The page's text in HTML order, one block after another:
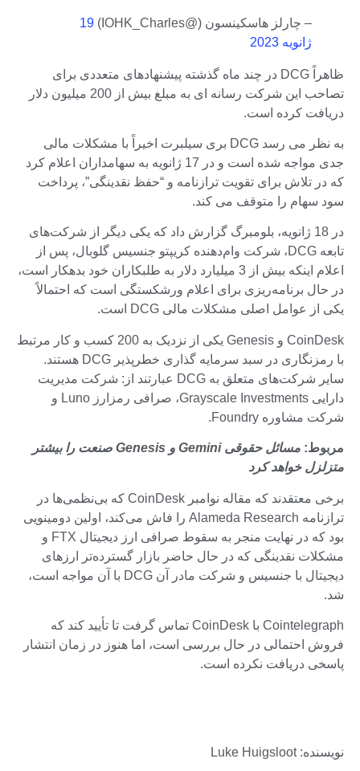
– چارلز هاسکینسون (@IOHK_Charles)
19
ژانویه 2023
ظاهراً DCG در چند ماه گذشته پیشنهادهای متعددی برای
تصاحب این شرکت رسانه ای به مبلغ بیش از 200 میلیون دلار
دریافت کرده است.
به نظر می رسد DCG بری سیلبرت اخیراً با مشکلات مالی
جدی مواجه شده است و در 17 ژانویه به سهامداران اعلام کرد
که در تلاش برای تقویت ترازنامه و “حفظ نقدینگی”، پرداخت
سود سهام را متوقف می کند.
در 18 ژانویه، بلومبرگ گزارش داد که یکی دیگر از شرکت‌های
تابعه DCG، شرکت وام‌دهنده کریپتو جنسیس گلوبال، پس از
اعلام اینکه بیش از 3 میلیارد دلار به طلبکاران خود بدهکار است،
در حال برنامه‌ریزی برای اعلام ورشکستگی است که احتمالاً
یکی از عوامل اصلی مشکلات مالی DCG است.
CoinDesk و Genesis یکی از نزدیک به 200 کسب و کار مرتبط
با رمزنگاری در سبد سرمایه گذاری خطرپذیر DCG هستند.
سایر شرکت‌های متعلق به DCG عبارتند از: شرکت مدیریت
دارایی Grayscale Investments، صرافی رمزارز Luno و
شرکت مشاوره Foundry.
مربوط:
مسائل حقوقی Gemini و Genesis صنعت را بیشتر
متزلزل خواهد کرد
برخی معتقدند که مقاله نوامبر CoinDesk که بی‌نظمی‌ها در
ترازنامه Alameda Research را فاش می‌کند، اولین دومینویی
بود که در نهایت منجر به سقوط صرافی ارز دیجیتال FTX و
مشکلات نقدینگی که در حال حاضر بازار گسترده‌تر ارزهای
دیجیتال با جنسیس و شرکت مادر آن DCG با آن مواجه است،
شد.
Cointelegraph با CoinDesk تماس گرفت تا تأیید کند که
فروش احتمالی در حال بررسی است، اما هنوز در زمان انتشار
پاسخی دریافت نکرده است.
نویسنده: Luke Huigsloot